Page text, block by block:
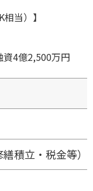
当）】
4億2,500万円
積立・税金等）